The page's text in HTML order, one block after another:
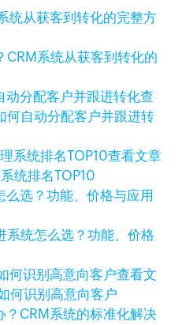
CRM系统从获客到转化的
查
何自动分配客户并跟进转
查看文章
统排名TOP10
系统怎么选？功能、价格
查看文
何识别高意向客户